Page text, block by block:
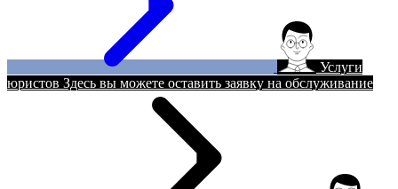
Услуги
юристов Здесь вы можете оставить заявку на обслуживание